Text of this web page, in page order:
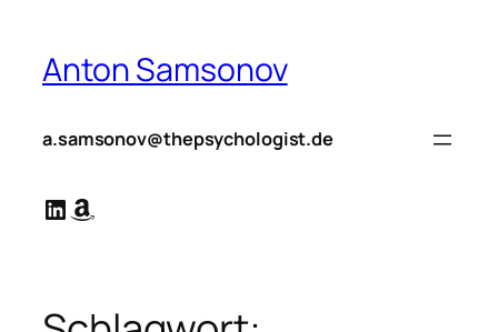
springen
Anton Samsonov
a.samsonov@thepsychologist.de
LinkedIn
Amazon